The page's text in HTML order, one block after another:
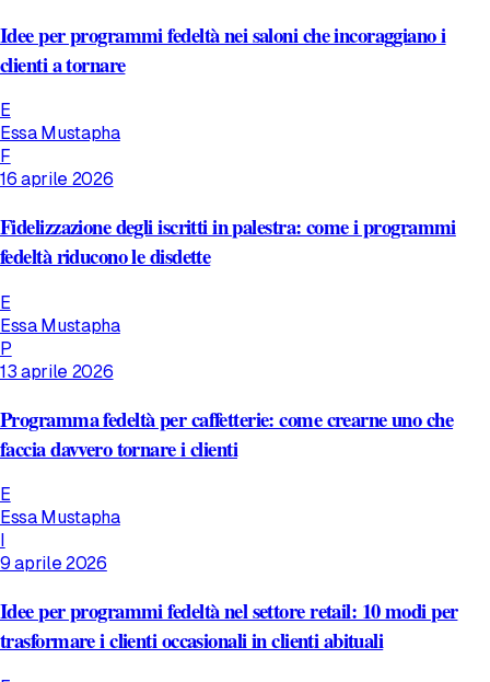
Idee per programmi fedeltà nei saloni che incoraggiano i
clienti a tornare
E
Essa Mustapha
F
16 aprile 2026
Fidelizzazione degli iscritti in palestra: come i programmi
fedeltà riducono le disdette
E
Essa Mustapha
P
13 aprile 2026
Programma fedeltà per caffetterie: come crearne uno che
faccia davvero tornare i clienti
E
Essa Mustapha
9 aprile 2026
Idee per programmi fedeltà nel settore retail: 10 modi per
trasformare i clienti occasionali in clienti abituali